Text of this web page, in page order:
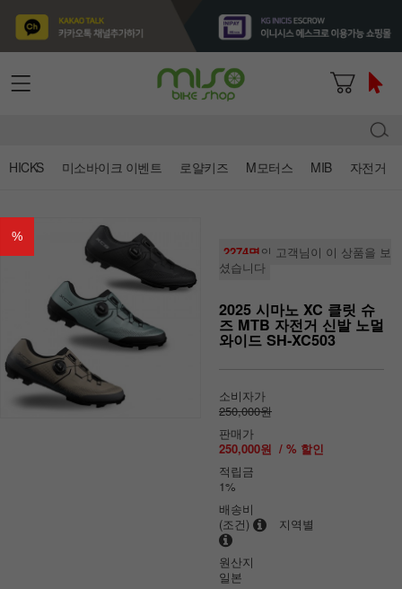
HICKS 미소바이크 이벤트 로얄키즈 M모터스 MIB 자전거
%
2274명의 고객님이 이 상품을 보
셨습니다
2025 시마노 XC 클릿 슈
즈 MTB 자전거 신발 노멀
와이드 SH-XC503
소비자가
250,000원
판매가
250,000원 / % 할인
적립금
1%
배송비
(조건)
지역별
원산지
일본